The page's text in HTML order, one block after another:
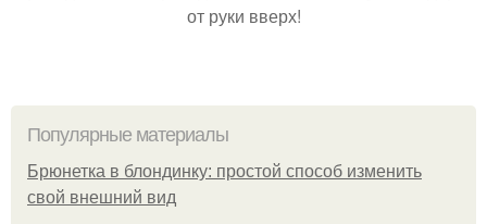
от руки вверх!
Популярные материалы
Брюнетка в блондинку: простой способ изменить
свой внешний вид